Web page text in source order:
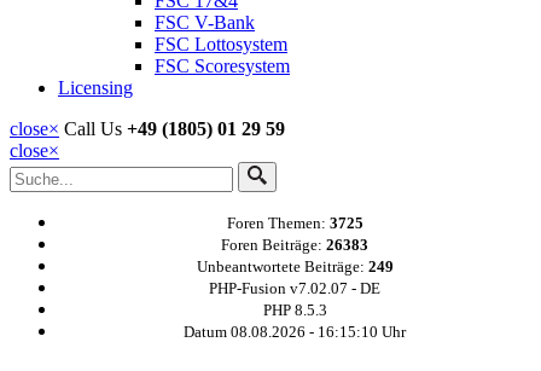
FSC V-Bank
FSC Lottosystem
FSC Scoresystem
Licensing
close× Call Us +49 (1805) 01 29 59
close×
Foren Themen: 3725
Foren Beiträge: 26383
Unbeantwortete Beiträge: 249
PHP-Fusion v7.02.07 - DE
PHP 8.5.3
Datum 08.08.2026 - 16:15:11 Uhr